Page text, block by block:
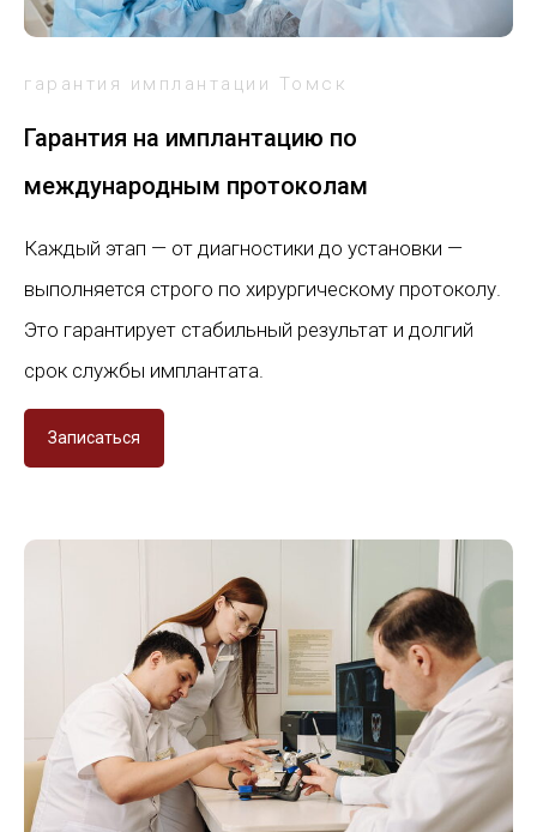
гарантия имплантации Томск
Гарантия на имплантацию по
международным протоколам
Каждый этап — от диагностики до установки —
выполняется строго по хирургическому протоколу.
Это гарантирует стабильный результат и долгий
срок службы имплантата.
Записаться